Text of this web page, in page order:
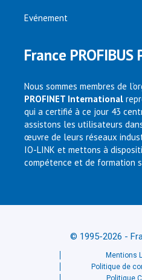
Evénement
France PROFIBUS
Nous sommes membres de
PROFINET International
qui a certifié à ce jour 43
assistons les utilisateurs
œuvre de leurs réseaux
IO-LINK et mettons à
compétence et de formation
© 1995-2026 -
Mentions
Politique de
Politique